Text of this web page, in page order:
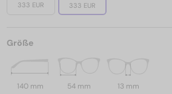
333 EUR 333 EUR
Größe
140 mm 54 mm 13 mm